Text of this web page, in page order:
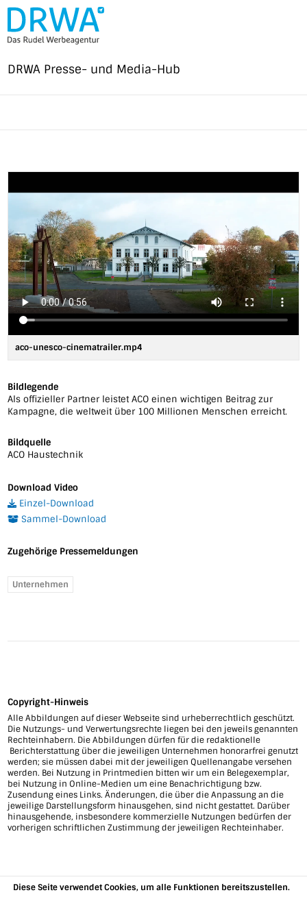
Direkt
Inhalt
DRWA Presse- und Media-Hub
aco-unesco-cinematrailer.mp4
Bildlegende
Als offizieller Partner leistet ACO einen wichtigen Beitrag zur
Kampagne, die weltweit über 100 Millionen Menschen erreicht.
Bildquelle
ACO Haustechnik
Download Video
Einzel-Download
Sammel-Download
Zugehörige Pressemeldungen
Unternehmen
Copyright-Hinweis
Alle Abbildungen auf dieser Webseite sind urheberrechtlich geschützt.
Die Nutzungs- und Verwertungsrechte liegen bei den jeweils genannten
Rechteinhabern. Die Abbildungen dürfen für die redaktionelle
Berichterstattung über die jeweiligen Unternehmen honorarfrei genutzt
werden; sie müssen dabei mit der jeweiligen Quellenangabe versehen
werden. Bei Nutzung in Printmedien bitten wir um ein Belegexemplar,
bei Nutzung in Online-Medien um eine Benachrichtigung bzw.
Zusendung eines Links. Änderungen, die über die Anpassung an die
jeweilige Darstellungsform hinausgehen, sind nicht gestattet. Darüber
hinausgehende, insbesondere kommerzielle Nutzungen bedürfen der
vorherigen schriftlichen Zustimmung der jeweiligen Rechteinhaber.
Diese Seite verwendet Cookies, um alle Funktionen bereitszustellen.